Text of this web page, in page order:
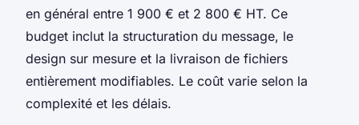
en général entre 1 900 € et 2 800 € HT. Ce
budget inclut la structuration du message, le
design sur mesure et la livraison de fichiers
entièrement modifiables. Le coût varie selon la
complexité et les délais.